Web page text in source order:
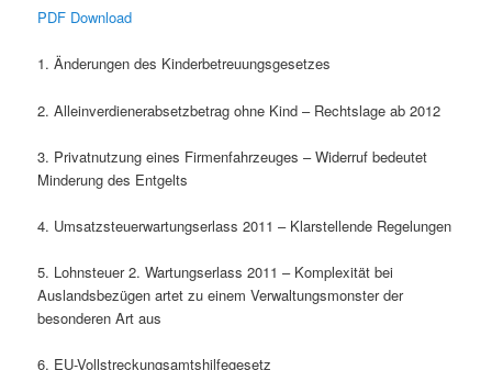
PDF Download
1. Änderungen des Kinderbetreuungsgesetzes
2. Alleinverdienerabsetzbetrag ohne Kind – Rechtslage ab 2012
3. Privatnutzung eines Firmenfahrzeuges – Widerruf bedeutet
Minderung des Entgelts
4. Umsatzsteuerwartungserlass 2011 – Klarstellende Regelungen
5. Lohnsteuer 2. Wartungserlass 2011 – Komplexität bei
Auslandsbezügen artet zu einem Verwaltungsmonster der
besonderen Art aus
6. EU-Vollstreckungsamtshilfegesetz